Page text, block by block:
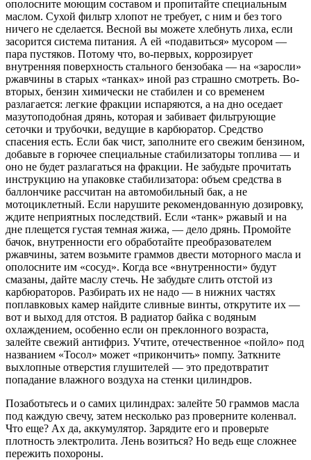
ополосните моющим составом и пропитайте специальным
маслом. Сухой фильтр хлопот не требует, с ним и без того
ничего не сделается. Весной вы можете хлебнуть лиха, если
засорится система питания. А ей «подавиться» мусором —
пара пустяков. Потому что, во-первых, коррозирует
внутренняя поверхность стального бензобака — на «заросли»
ржавчины в старых «танках» иной раз страшно смотреть. Во-
вторых, бензин химически не стабилен и со временем
разлагается: легкие фракции испаряются, а на дно оседает
мазутоподобная дрянь, которая и забивает фильтрующие
сеточки и трубочки, ведущие в карбюратор. Средство
спасения есть. Если бак чист, заполните его свежим бензином,
добавьте в горючее специальные стабилизаторы топлива — и
оно не будет разлагаться на фракции. Не забудьте прочитать
инструкцию на упаковке стабилизатора: объем средства в
баллончике рассчитан на автомобильный бак, а не
мотоциклетный. Если нарушите рекомендованную дозировку,
ждите неприятных последствий. Если «танк» ржавый и на
дне плещется густая темная жижа, — дело дрянь. Промойте
бачок, внутренности его обработайте преобразователем
ржавчины, затем возьмите граммов двести моторного масла и
ополосните им «сосуд». Когда все «внутренности» будут
смазаны, дайте маслу стечь. Не забудьте слить отстой из
карбюраторов. Разбирать их не надо — в нижних частях
поплавковых камер найдите сливные винты, открутите их —
вот и выход для отстоя. В радиатор байка с водяным
охлаждением, особенно если он преклонного возраста,
залейте свежий антифриз. Учтите, отечественное «пойло» под
названием «Тосол» может «прикончить» помпу. Заткните
выхлопные отверстия глушителей — это предотвратит
попадание влажного воздуха на стенки цилиндров.
Позаботьтесь и о самих цилиндрах: залейте 50 граммов масла
под каждую свечу, затем несколько раз проверните коленвал.
Что еще? Ах да, аккумулятор. Зарядите его и проверьте
плотность электролита. Лень возиться? Но ведь еще сложнее
пережить похороны.